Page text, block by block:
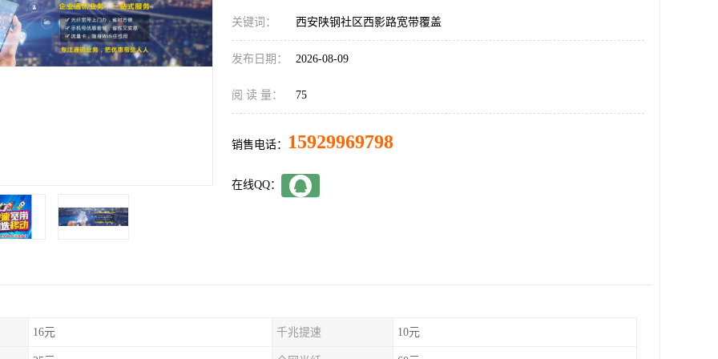
关键词： 西安陕钢社区西影路宽带覆盖
发布日期： 2026-08-09
阅 读 量： 75
销售电话： 15929969798
在线QQ：
16元 千兆提速 10元